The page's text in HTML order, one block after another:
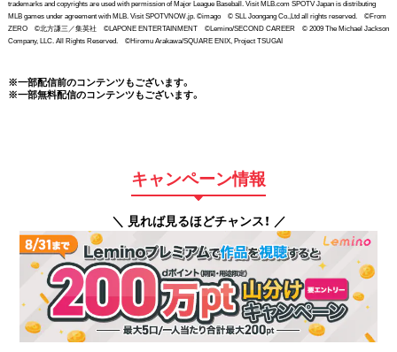
trademarks and copyrights are used with permission of Major League Baseball. Visit MLB.com SPOTV Japan is distributing
MLB games under agreement with MLB. Visit SPOTVNOW.jp. ©imago © SLL Joongang Co.,Ltd all rights reserved. ©From
ZERO ©北方謙三／集英社 ©LAPONE ENTERTAINMENT ©Lemino/SECOND CAREER © 2009 The Michael Jackson
Company, LLC. All Rights Reserved. ©Hiromu Arakawa/SQUARE ENIX, Project TSUGAI
※一部配信前のコンテンツもございます。
※一部無料配信のコンテンツもございます。
キャンペーン情報
＼ 見れば見るほどチャンス！ ／